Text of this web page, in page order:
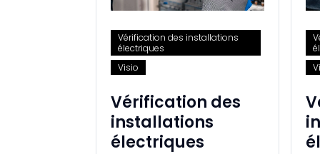
Vérification des installations
électriques
Visio
Vérification des
installations
électriques